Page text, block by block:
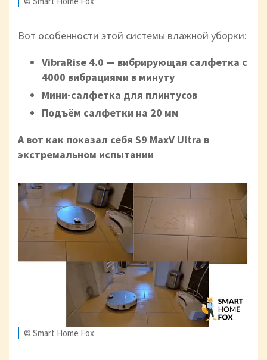
Вот особенности этой системы влажной уборки:
VibraRise 4.0 — вибрирующая салфетка с
4000 вибрациями в минуту
Мини-салфетка для плинтусов
Подъём салфетки на 20 мм
А вот как показал себя S9 MaxV Ultra в
экстремальном испытании
© Smart Home Fox